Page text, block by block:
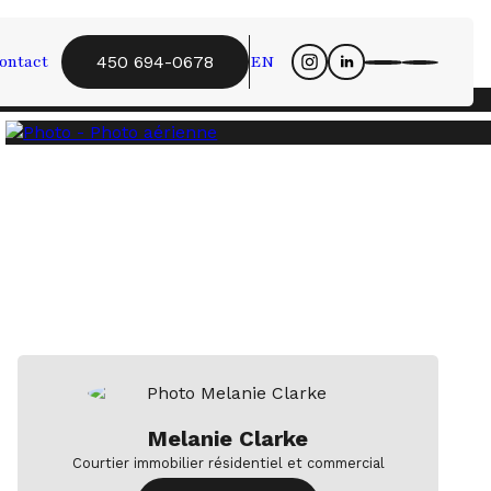
450 694-0678 EN
Melanie Clarke
Courtier immobilier résidentiel et commercial